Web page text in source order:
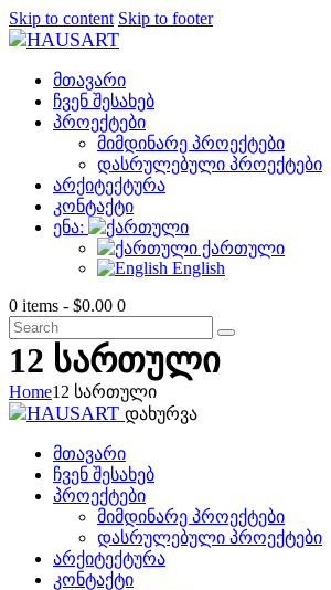
Skip to content Skip to footer
მთავარი
ჩვენ შესახებ
პროექტები
მიმდინარე პროექტები
დასრულებული პროექტები
არქიტექტურა
კონტაქტი
ენა:
ქართული
English
0 items - $0.00 0
12 სართული
Home12 სართული
დახურვა
მთავარი
ჩვენ შესახებ
პროექტები
მიმდინარე პროექტები
დასრულებული პროექტები
არქიტექტურა
კონტაქტი